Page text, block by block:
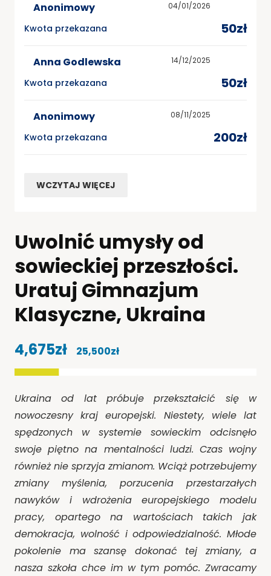
Anonimowy 04/01/2026
Kwota przekazana 50zł
Anna Godlewska 14/12/2025
Kwota przekazana 50zł
Anonimowy 08/11/2025
Kwota przekazana 200zł
WCZYTAJ WIĘCEJ
Uwolnić umysły od
sowieckiej przeszłości.
Uratuj Gimnazjum
Klasyczne, Ukraina
4,675zł 25,500zł
Ukraina od lat próbuje przekształcić się w
nowoczesny kraj europejski. Niestety, wiele lat
spędzonych w systemie sowieckim odcisnęło
swoje piętno na mentalności ludzi. Czas wojny
również nie sprzyja zmianom. Wciąż potrzebujemy
zmiany myślenia, porzucenia przestarzałych
nawyków i wdrożenia europejskiego modelu
pracy, opartego na wartościach takich jak
demokracja, wolność i odpowiedzialność. Młode
pokolenie ma szansę dokonać tej zmiany, a
nasza szkoła chce im w tym pomóc. Zwracamy